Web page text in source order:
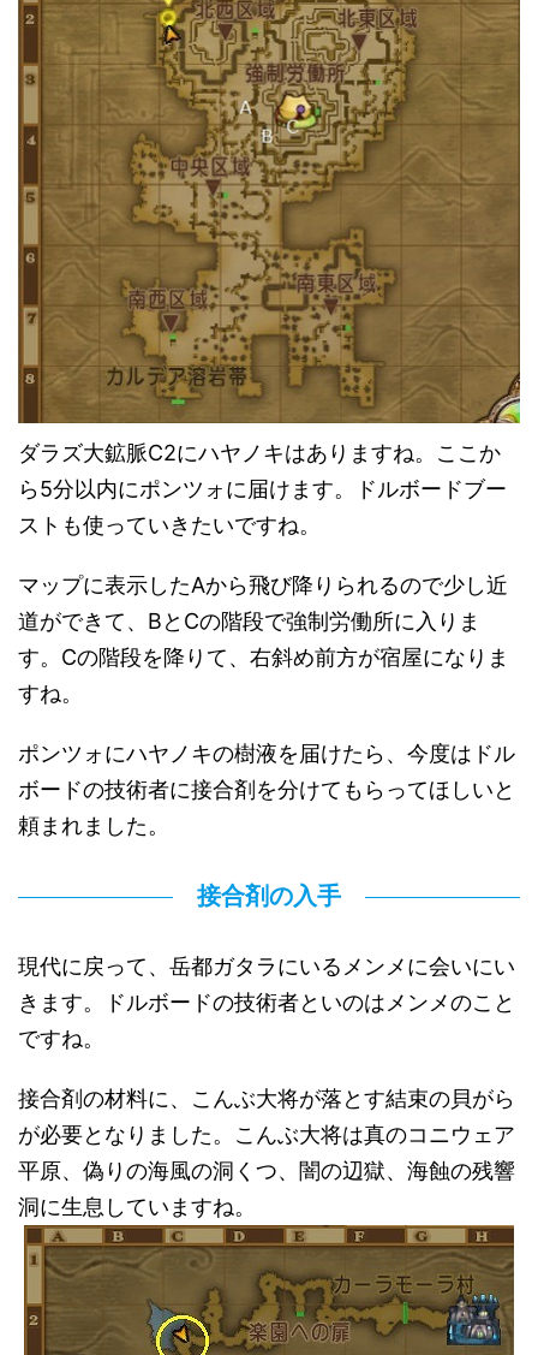
ダラズ大鉱脈C2にハヤノキはありますね。ここか
ら5分以内にポンツォに届けます。ドルボードブー
ストも使っていきたいですね。
マップに表示したAから飛び降りられるので少し近
道ができて、BとCの階段で強制労働所に入りま
す。Cの階段を降りて、右斜め前方が宿屋になりま
すね。
ポンツォにハヤノキの樹液を届けたら、今度はドル
ボードの技術者に接合剤を分けてもらってほしいと
頼まれました。
接合剤の入手
現代に戻って、岳都ガタラにいるメンメに会いにい
きます。ドルボードの技術者といのはメンメのこと
ですね。
接合剤の材料に、こんぶ大将が落とす結束の貝がら
が必要となりました。こんぶ大将は真のコニウェア
平原、偽りの海風の洞くつ、闇の辺獄、海蝕の残響
洞に生息していますね。